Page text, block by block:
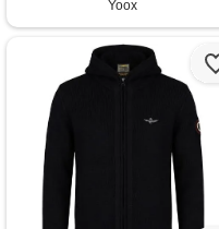
Yoox